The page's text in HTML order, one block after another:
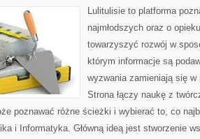
Lulitulisie to platforma
najmłodszych oraz o
towarzyszyć rozwój w
którym informacje są
wyzwania zamieniają się
Strona łączy naukę z
poznawać różne ścieżki i wybierać to, co
i Informatyka. Główną ideą jest stworzenie